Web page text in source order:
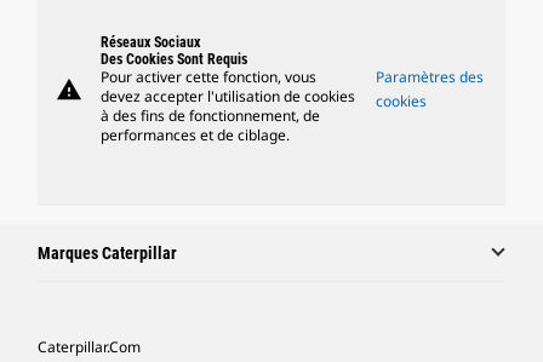
warning
Réseaux Sociaux
Des Cookies Sont Requis
Pour activer cette fonction, vous
devez accepter l'utilisation de cookies
à des fins de fonctionnement, de
performances et de ciblage.
Paramètres des
cookies
Marques Caterpillar
Caterpillar.com